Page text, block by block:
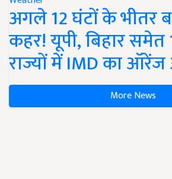
अगले 12 घंटों के भीतर
कहर! यूपी, बिहार समेत
राज्यों में IMD का ऑरेंज
More News